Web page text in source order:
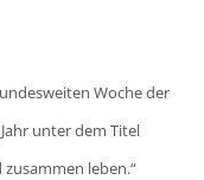
Woche der
unter dem Titel
zusammen leben.“